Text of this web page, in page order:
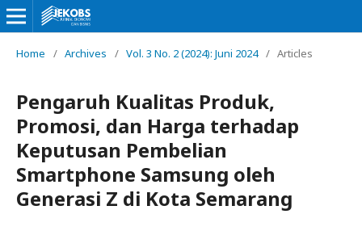
Home / Archives / Vol. 3 No. 2 (2024): Juni 2024 / Articles
Pengaruh Kualitas Produk,
Promosi, dan Harga terhadap
Keputusan Pembelian
Smartphone Samsung oleh
Generasi Z di Kota Semarang